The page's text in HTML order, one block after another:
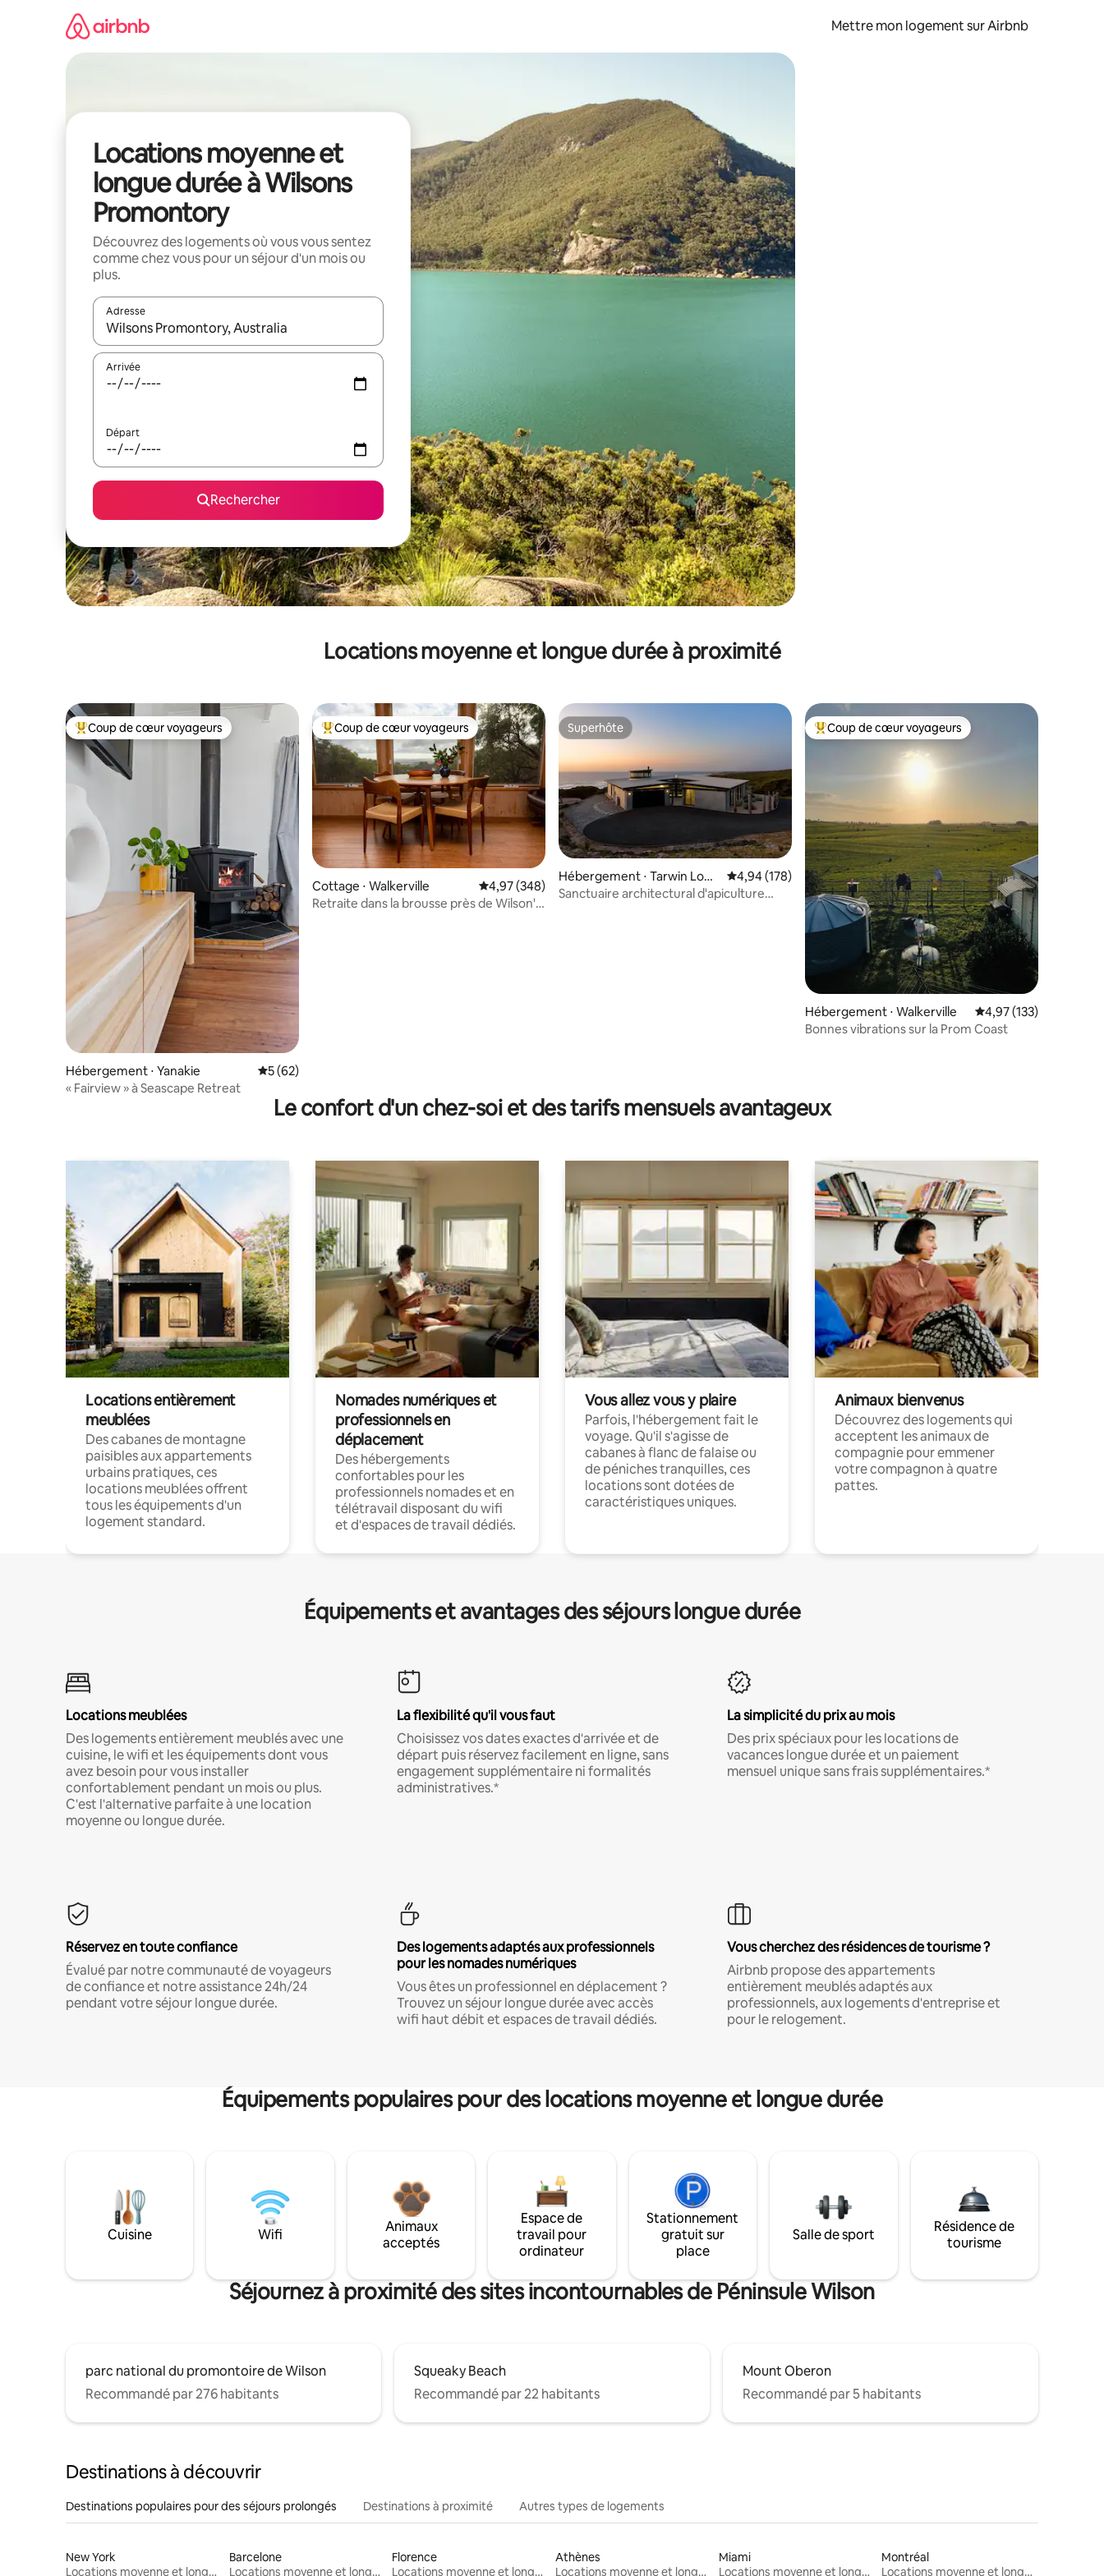
Mettre mon logement sur Airbnb
Locations moyenne et
longue durée à Wilsons
Promontory
Découvrez des logements où vous vous sentez
comme chez vous pour un séjour d'un mois ou
plus.
Adresse
Lorsque les résultats s'affichent, utilisez les flèches vers le haut et vers le bas pour les parcourir ou en appuyant et en faisant glisser.
Arrivée
Départ
Rechercher
Locations moyenne et longue durée à proximité
Coups de cœur voyageurs les plus appréciés
Coup de cœur voyageurs
Hébergement ⋅ Yanakie Évaluation moyenne sur la base de 62 commentaires : 5 sur 5
5 (62)
« Fairview » à Seascape Retreat
Coups de cœur voyageurs les plus appréciés
Coup de cœur voyageurs
Cottage ⋅ Walkerville Évaluation moyenne sur la base de 348 commentaires : 4,97 sur 5
4,97 (348)
Retraite dans la brousse près de Wilson's
Superhôte
Superhôte
Hébergement ⋅ Tarwin Low
er
Évaluation moyenne sur la base de 178 commentaires : 4,94 sur 5
4,94 (178)
Sanctuaire architectural d'apiculture
Coups de cœur voyageurs les plus appréciés
Coup de cœur voyageurs
Hébergement ⋅ Walkerville Évaluation moyenne
4,97 (133)
Bonnes vibrations sur la Prom Coast
Le confort d'un chez-soi et des tarifs mensuels avantageux
Locations entièrement
meublées
Des cabanes de montagne
paisibles aux appartements
urbains pratiques, ces
locations meublées offrent
tous les équipements d'un
logement standard.
Nomades numériques et
professionnels en
déplacement
Des hébergements
confortables pour les
professionnels nomades et en
télétravail disposant du wifi
et d'espaces de travail dédiés.
Vous allez vous y plaire
Parfois, l'hébergement fait le
voyage. Qu'il s'agisse de
cabanes à flanc de falaise ou
de péniches tranquilles, ces
locations sont dotées de
caractéristiques uniques.
Animaux bienvenus
Découvrez des logements qui
acceptent les animaux de
compagnie pour emmener
votre compagnon à quatre
pattes.
Équipements et avantages des séjours longue durée
Locations meublées
Des logements entièrement meublés avec une
cuisine, le wifi et les équipements dont vous
avez besoin pour vous installer
confortablement pendant un mois ou plus.
C'est l'alternative parfaite à une location
moyenne ou longue durée.
La flexibilité qu'il vous faut
Choisissez vos dates exactes d'arrivée et de
départ puis réservez facilement en ligne, sans
engagement supplémentaire ni formalités
administratives.*
La simplicité du prix au mois
Des prix spéciaux pour les locations de
vacances longue durée et un paiement
mensuel unique sans frais supplémentaires.*
Réservez en toute confiance
Évalué par notre communauté de voyageurs
de confiance et notre assistance 24h/24
pendant votre séjour longue durée.
Des logements adaptés aux professionnels
pour les nomades numériques
Vous êtes un professionnel en déplacement ?
Trouvez un séjour longue durée avec accès
wifi haut débit et espaces de travail dédiés.
Vous cherchez des résidences de tourisme ?
Airbnb propose des appartements
entièrement meublés adaptés aux
professionnels, aux logements d'entreprise et
pour le relogement.
Équipements populaires pour des locations moyenne et longue durée
Cuisine Wifi
Animaux
acceptés
Espace de
travail pour
ordinateur
Stationnement
gratuit sur
place
Salle de sport
Résidence de
tourisme
Séjournez à proximité des sites incontournables de Péninsule Wilson
parc national du promontoire de Wilson
Recommandé par 276 habitants
Squeaky Beach
Recommandé par 22 habitants
Mount Oberon
Recommandé par 5 habitants
Destinations à découvrir
Destinations populaires pour des séjours prolongés Destinations à proximité Autres types de logements
New York
Locations moyenne et longue durée
Barcelone
Locations moyenne et longue durée
Florence
Locations moyenne et longue durée
Athènes
Locations moyenne et longue durée
Miami
Locations moyenne et longue durée
Montréal
Locations moyenne et longue durée